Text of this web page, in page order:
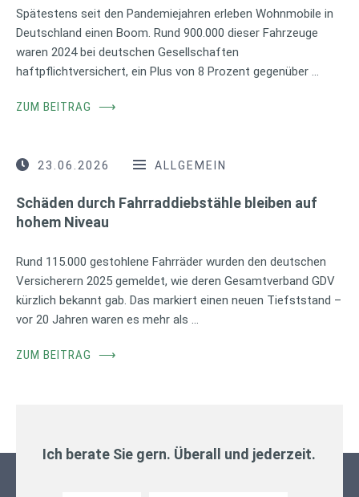
Spätestens seit den Pandemiejahren erleben Wohnmobile in
Deutschland einen Boom. Rund 900.000 dieser Fahrzeuge
waren 2024 bei deutschen Gesellschaften
haftpflichtversichert, ein Plus von 8 Prozent gegenüber …
ZUM BEITRAG ⟶
23.06.2026 ALLGEMEIN
Schäden durch Fahrraddiebstähle bleiben auf
hohem Niveau
Rund 115.000 gestohlene Fahrräder wurden den deutschen
Versicherern 2025 gemeldet, wie deren Gesamtverband GDV
kürzlich bekannt gab. Das markiert einen neuen Tiefststand –
vor 20 Jahren waren es mehr als …
ZUM BEITRAG ⟶
Ich berate Sie gern. Überall und jederzeit.